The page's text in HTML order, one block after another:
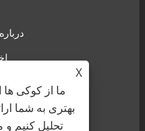
ارسال
X
ما از کوکی ها
بهتری به شما
تحلیل کنیم